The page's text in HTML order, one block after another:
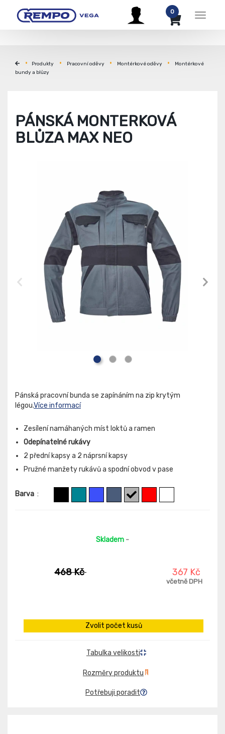
Menu
0
Produkty Pracovní oděvy Montérkové oděvy
Montérkové
bundy a blůzy
PÁNSKÁ MONTERKOVÁ
BLŮZA MAX NEO
Pánská pracovní bunda se zapínáním na zip krytým
légou.Více informací
Zesílení namáhaných míst loktů a ramen
Odepínatelné rukávy
2 přední kapsy a 2 náprsní kapsy
Pružné manžety rukávů a spodní obvod v pase
Barva :
Skladem -
468 Kč 367 Kč
včetně DPH
Zvolit počet kusů
Tabulka velikosti
Rozměry produktu
Potřebuji poradit